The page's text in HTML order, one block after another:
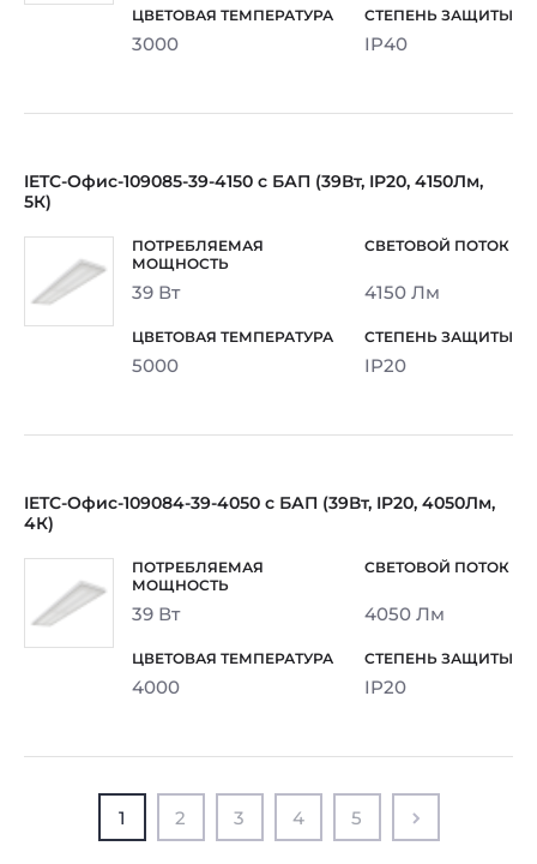
3000 IP40
IETC-Офис-109085-39-4150 с БАП (39Вт, IP20, 4150Лм,
5К)
39 Вт 4150 Лм
5000 IP20
IETC-Офис-109084-39-4050 с БАП (39Вт, IP20, 4050Лм,
4К)
39 Вт 4050 Лм
4000 IP20
1 2 3 4 5